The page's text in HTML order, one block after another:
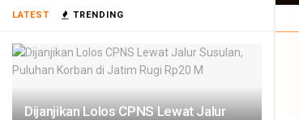
LATEST TRENDING
Dijanjikan Lolos CPNS Lewat Jalur